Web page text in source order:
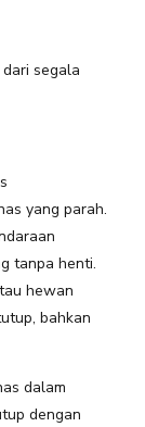
segala
yang parah.
tanpa henti.
hewan
bahkan
dalam
dengan